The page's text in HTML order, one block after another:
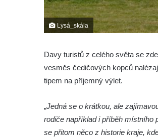
Lysá_skála
Davy turistů z celého světa se
vesměs čedičových kopců
tipem na příjemný výlet.
„Jedná se o krátkou, ale
rodiče například i příběh místního
se přitom něco z historie kraje,